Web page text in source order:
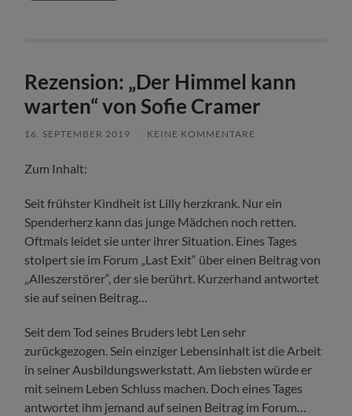
Rezension: „Der Himmel kann
warten“ von Sofie Cramer
16. SEPTEMBER 2019 KEINE KOMMENTARE
Zum Inhalt:
Seit frühster Kindheit ist Lilly herzkrank. Nur ein
Spenderherz kann das junge Mädchen noch retten.
Oftmals leidet sie unter ihrer Situation. Eines Tages
stolpert sie im Forum „Last Exit“ über einen Beitrag von
„Alleszerstörer“, der sie berührt. Kurzerhand antwortet
sie auf seinen Beitrag…
Seit dem Tod seines Bruders lebt Len sehr
zurückgezogen. Sein einziger Lebensinhalt ist die Arbeit
in seiner Ausbildungswerkstatt. Am liebsten würde er
mit seinem Leben Schluss machen. Doch eines Tages
antwortet ihm jemand auf seinen Beitrag im Forum…